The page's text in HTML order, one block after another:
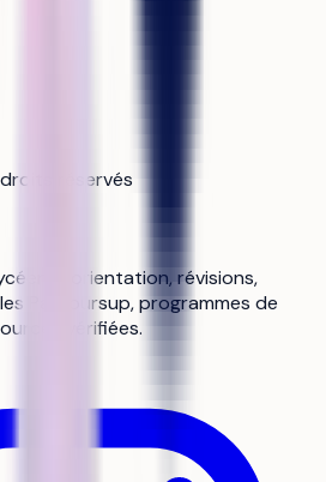
réservés
: orientation, révisions,
Parcoursup, programmes de
vérifiées.